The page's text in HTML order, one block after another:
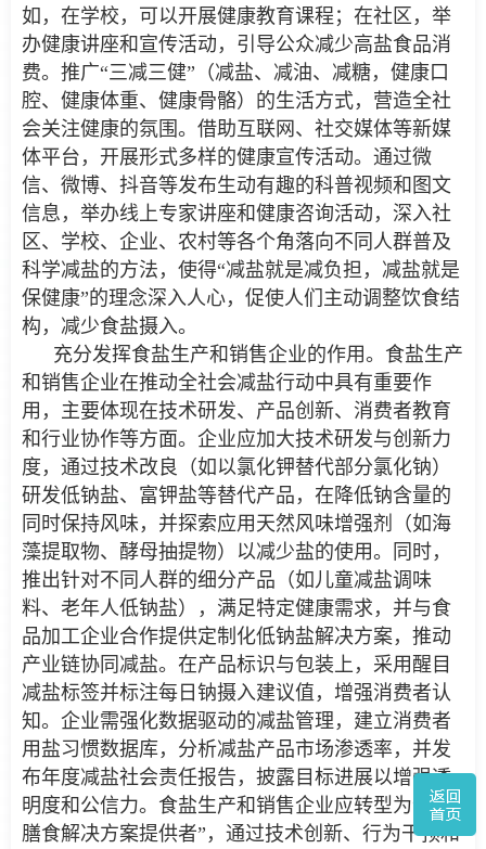
如，在学校，可以开展健康教育课程；在社区，举
办健康讲座和宣传活动，引导公众减少高盐食品消
费。推广“三减三健”（减盐、减油、减糖，健康口
腔、健康体重、健康骨骼）的生活方式，营造全社
会关注健康的氛围。借助互联网、社交媒体等新媒
体平台，开展形式多样的健康宣传活动。通过微
信、微博、抖音等发布生动有趣的科普视频和图文
信息，举办线上专家讲座和健康咨询活动，深入社
区、学校、企业、农村等各个角落向不同人群普及
科学减盐的方法，使得“减盐就是减负担，减盐就是
保健康”的理念深入人心，促使人们主动调整饮食结
构，减少食盐摄入。
充分发挥食盐生产和销售企业的作用。食盐生产
和销售企业在推动全社会减盐行动中具有重要作
用，主要体现在技术研发、产品创新、消费者教育
和行业协作等方面。企业应加大技术研发与创新力
度，通过技术改良（如以氯化钾替代部分氯化钠）
研发低钠盐、富钾盐等替代产品，在降低钠含量的
同时保持风味，并探索应用天然风味增强剂（如海
藻提取物、酵母抽提物）以减少盐的使用。同时，
推出针对不同人群的细分产品（如儿童减盐调味
料、老年人低钠盐），满足特定健康需求，并与食
品加工企业合作提供定制化低钠盐解决方案，推动
产业链协同减盐。在产品标识与包装上，采用醒目
减盐标签并标注每日钠摄入建议值，增强消费者认
知。企业需强化数据驱动的减盐管理，建立消费者
用盐习惯数据库，分析减盐产品市场渗透率，并发
布年度减盐社会责任报告，披露目标进展以增强透
明度和公信力。食盐生产和销售企业应转型为“健康
膳食解决方案提供者”，通过技术创新、行为干预和